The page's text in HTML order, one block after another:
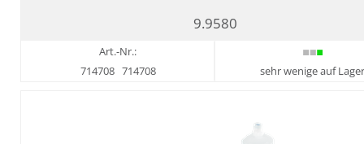
9.9580
Art.-Nr.:
714708 714708 sehr wenige auf Lager